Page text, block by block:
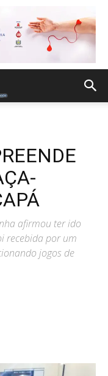
afirmou ter ido
recebida por um
jogos de